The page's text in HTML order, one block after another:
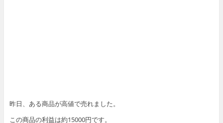
昨日、ある商品が高値で売れました。
この商品の利益は約15000円です。